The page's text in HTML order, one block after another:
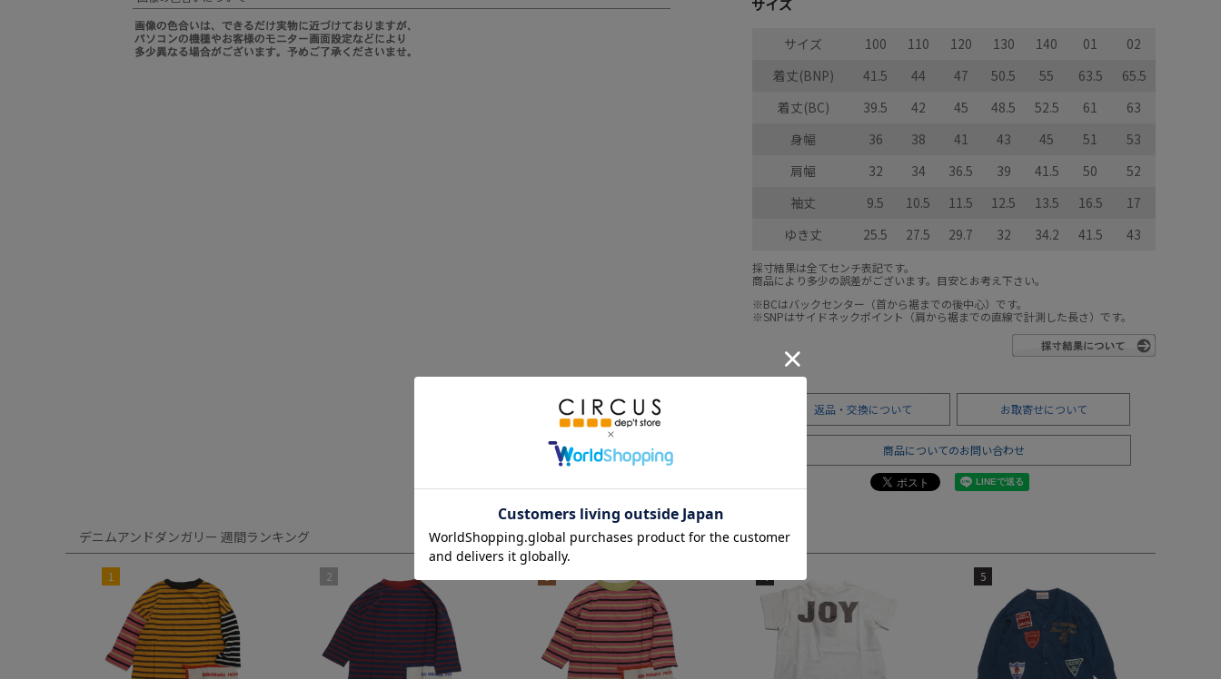
サイズ
サイズ 100 110 120 130 140 01
02
着丈(BNP)
41.5 44 47 50.5 55 63.5
65.5
着丈(BC)
39.5 42 45 48.5 52.5 61
63
身幅
36 38 41 43 45 51
53
肩幅
32 34 36.5 39 41.5 50
52
袖丈
9.5 10.5 11.5 12.5 13.5 16.5
17
ゆき丈
25.5 27.5 29.7 32 34.2 41.5 43
採寸結果は全てセンチ表記です。
商品により多少の誤差がございます。目安とお考え下さい。
※BCはバックセンター（首から裾までの後中心）です。
※SNPはサイドネックポイント（肩から裾までの直線で計測した長さ）です。
返品・交換について お取寄せについて
商品についてのお問い合わせ
デニムアンドダンガリー 週間ランキング
1 2 3 4 5